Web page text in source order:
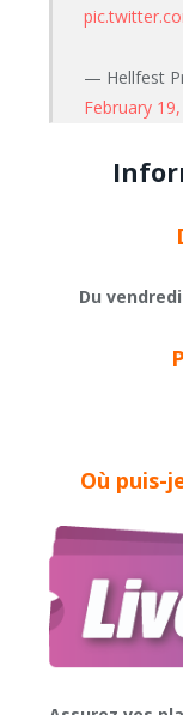
— Hellfest
February
Du
Où puis-